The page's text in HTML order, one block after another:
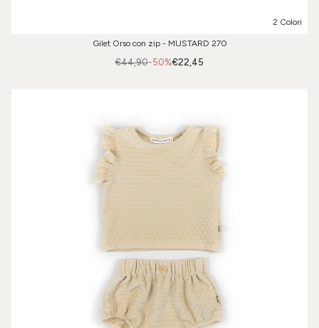
2 Colori
Gilet Orso con zip - MUSTARD 270
-50%
€44,90 €22,45